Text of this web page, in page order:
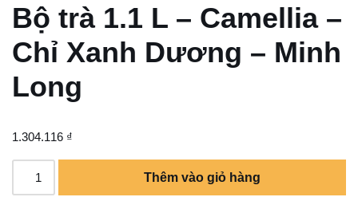
Bộ trà 1.1 L – Camellia –
Chỉ Xanh Dương – Minh
Long
1.304.116 ₫
Thêm vào giỏ hàng